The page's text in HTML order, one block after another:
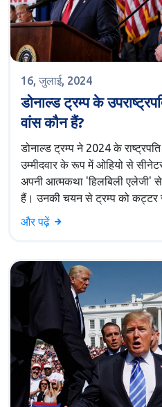
16, जुलाई, 2024
डोनाल्ड ट्रम्प के
वांस कौन हैं?
डोनाल्ड ट्रम्प ने 2024 के
उम्मीदवार के रूप में ओहियो से
अपनी आत्मकथा 'हिलबिली एलेजी' से
हैं। उनकी चयन से ट्रम्प को कट्टर
लेकिन यह संभावित रूप से
और पढ़ें